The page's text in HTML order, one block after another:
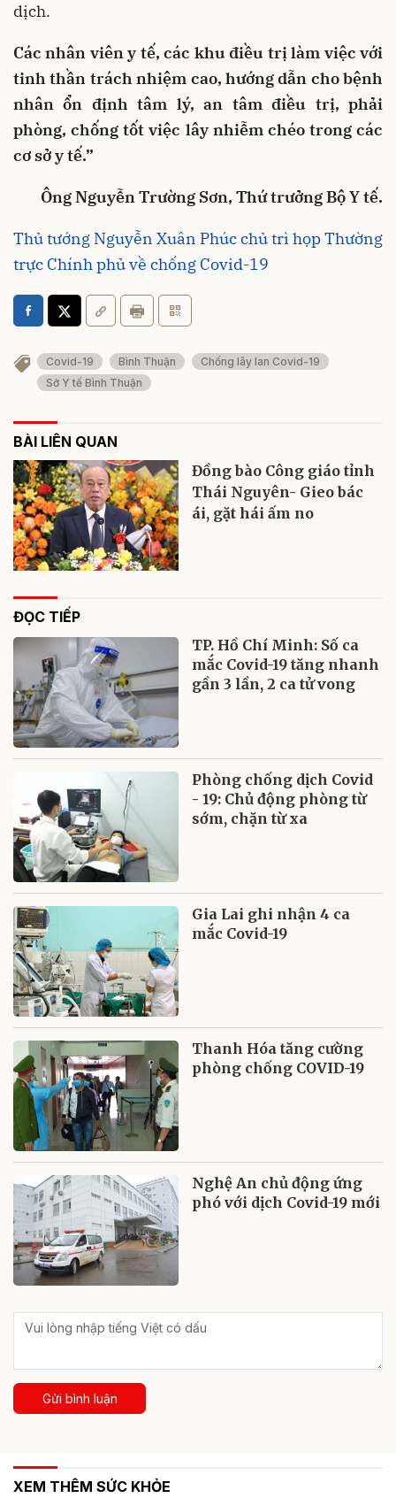
dịch.
Các nhân viên y tế, các khu điều trị làm việc với
tinh thần trách nhiệm cao, hướng dẫn cho bệnh
nhân ổn định tâm lý, an tâm điều trị, phải
phòng, chống tốt việc lây nhiễm chéo trong các
cơ sở y tế.”
Ông Nguyễn Trường Sơn, Thứ trưởng Bộ Y tế.
Thủ tướng Nguyễn Xuân Phúc chủ trì họp Thường
trực Chính phủ về chống Covid-19
Covid-19 Bình Thuận
Chống lây lan Covid-19
Sở Y tế Bình Thuận
BÀI LIÊN QUAN
Đồng bào Công giáo tỉnh
Thái Nguyên- Gieo bác
ái, gặt hái ấm no
ĐỌC TIẾP
TP. Hồ Chí Minh: Số ca
mắc Covid-19 tăng nhanh
gần 3 lần, 2 ca tử vong
Phòng chống dịch Covid
- 19: Chủ động phòng từ
sớm, chặn từ xa
Gia Lai ghi nhận 4 ca
mắc Covid-19
Thanh Hóa tăng cường
phòng chống COVID-19
Nghệ An chủ động ứng
phó với dịch Covid-19 mới
Gửi bình luận
XEM THÊM SỨC KHỎE